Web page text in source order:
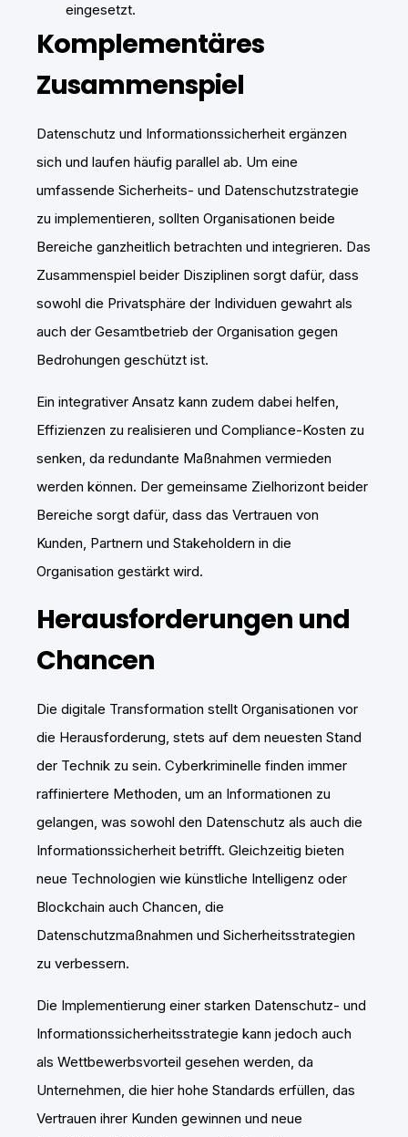
eingesetzt.
Komplementäres
Zusammenspiel
Datenschutz und Informationssicherheit ergänzen
sich und laufen häufig parallel ab. Um eine
umfassende Sicherheits- und Datenschutzstrategie
zu implementieren, sollten Organisationen beide
Bereiche ganzheitlich betrachten und integrieren. Das
Zusammenspiel beider Disziplinen sorgt dafür, dass
sowohl die Privatsphäre der Individuen gewahrt als
auch der Gesamtbetrieb der Organisation gegen
Bedrohungen geschützt ist.
Ein integrativer Ansatz kann zudem dabei helfen,
Effizienzen zu realisieren und Compliance-Kosten zu
senken, da redundante Maßnahmen vermieden
werden können. Der gemeinsame Zielhorizont beider
Bereiche sorgt dafür, dass das Vertrauen von
Kunden, Partnern und Stakeholdern in die
Organisation gestärkt wird.
Herausforderungen und
Chancen
Die digitale Transformation stellt Organisationen vor
die Herausforderung, stets auf dem neuesten Stand
der Technik zu sein. Cyberkriminelle finden immer
raffiniertere Methoden, um an Informationen zu
gelangen, was sowohl den Datenschutz als auch die
Informationssicherheit betrifft. Gleichzeitig bieten
neue Technologien wie künstliche Intelligenz oder
Blockchain auch Chancen, die
Datenschutzmaßnahmen und Sicherheitsstrategien
zu verbessern.
Die Implementierung einer starken Datenschutz- und
Informationssicherheitsstrategie kann jedoch auch
als Wettbewerbsvorteil gesehen werden, da
Unternehmen, die hier hohe Standards erfüllen, das
Vertrauen ihrer Kunden gewinnen und neue